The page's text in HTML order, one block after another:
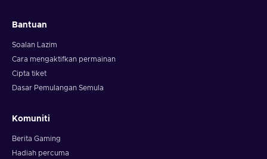
Bantuan
Soalan Lazim
Cara mengaktifkan permainan
Cipta tiket
Dasar Pemulangan Semula
Komuniti
Berita Gaming
Hadiah percuma